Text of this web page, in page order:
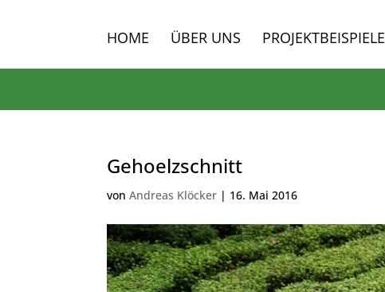
HOME ÜBER UNS PROJEKTBEISPIELE
Gehoelzschnitt
vonAndreas Klöcker | 16. Mai 2016